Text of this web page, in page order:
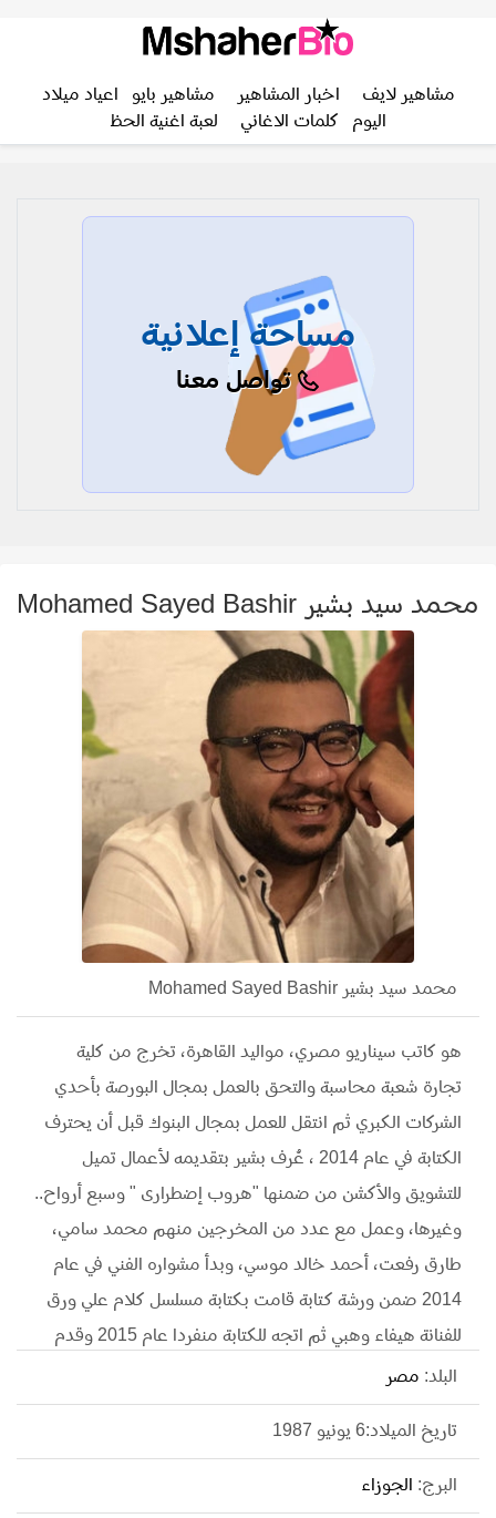
مشاهير لايف اخبار المشاهير مشاهير بايو
اعياد ميلاد
اليوم
كلمات الاغاني لعبة اغنية الحظ
مساحة إعلانية
تواصل معنا
محمد سيد بشير Mohamed Sayed Bashir
محمد سيد بشير Mohamed Sayed Bashir
هو كاتب سيناريو مصري، مواليد القاهرة، تخرج من كلية
تجارة شعبة محاسبة والتحق بالعمل بمجال البورصة بأحدي
الشركات الكبري ثم انتقل للعمل بمجال البنوك قبل أن يحترف
الكتابة في عام 2014 ، عُرف بشير بتقديمه لأعمال تميل
للتشويق والأكشن من ضمنها "هروب إضطرارى " وسبع أرواح..
وغيرها، وعمل مع عدد من المخرجين منهم محمد سامي،
طارق رفعت، أحمد خالد موسي، وبدأ مشواره الفني في عام
2014 ضمن ورشة كتابة قامت بكتابة مسلسل كلام علي ورق
للفنانة هيفاء وهبي ثم اتجه للكتابة منفردا عام 2015 وقدم
مسلسل سبع ارواح للفنان خالد النبوي واياد نصار .
البلد: مصر
تاريخ الميلاد:6 يونيو 1987
البرج: الجوزاء